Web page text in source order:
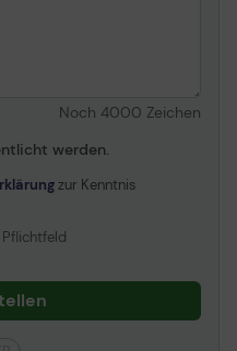
Noch 4000 Zeichen
werden.
zur Kenntnis